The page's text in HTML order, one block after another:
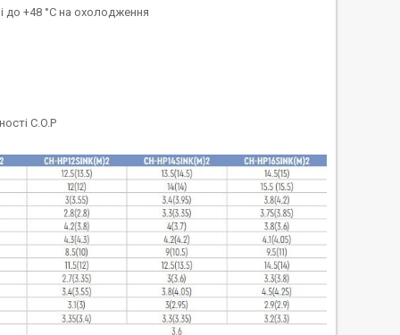
до +48 °C на охолодження
С.O.P